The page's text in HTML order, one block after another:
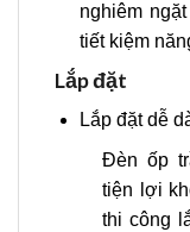
nghiêm
tiết kiệm
Lắp đặt
Lắp đặt dễ
Đèn ốp
tiện lợi
thi công